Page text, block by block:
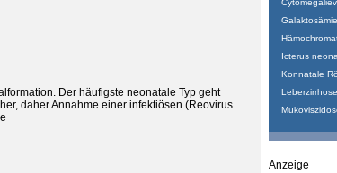
Der häufigste neonatale Typ geht
daher Annahme einer infektiösen (Reovirus
Icterus
Konnatale
Leberzirrhose
Anzeige